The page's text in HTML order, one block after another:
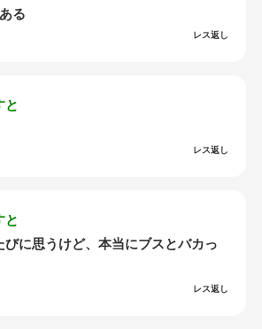
る
レス返し
と
レス返し
と
びに思うけど、本当にブスとバカっ
レス返し